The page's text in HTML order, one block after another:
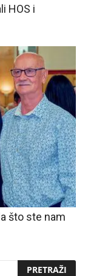
HOS i
što ste nam